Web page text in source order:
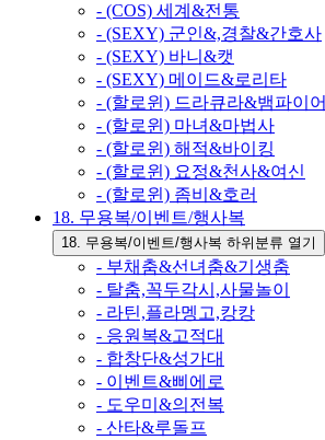
- (COS) 세계&전통
- (SEXY) 군인&,경찰&간호사
- (SEXY) 바니&캣
- (SEXY) 메이드&로리타
- (할로윈) 드라큐라&뱀파이어
- (할로윈) 마녀&마법사
- (할로윈) 해적&바이킹
- (할로윈) 요정&천사&여신
- (할로윈) 좀비&호러
18. 무용복/이벤트/행사복
18. 무용복/이벤트/행사복 하위분류 열기
- 부채춤&선녀춤&기생춤
- 탈춤,꼭두각시,사물놀이
- 라틴,플라멩고,캉캉
- 응원복&고적대
- 합창단&성가대
- 이벤트&삐에로
- 도우미&의전복
- 산타&루돌프